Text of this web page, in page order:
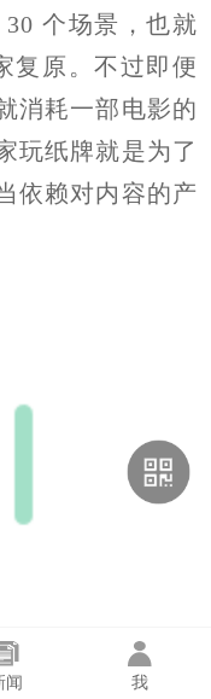
个场景，也就
复原。不过即便
消耗一部电影的
玩纸牌就是为了
依赖对内容的产
闻 我